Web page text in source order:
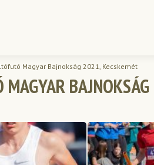
Magyar Bajnokság 2021, Kecskemét
MAGYAR